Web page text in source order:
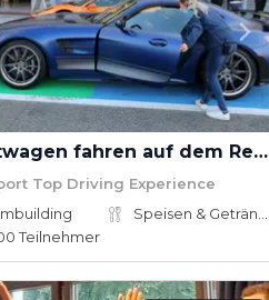
Sportwagen fahren auf dem Redbullring
Top Driving Experience
Teilnehmer